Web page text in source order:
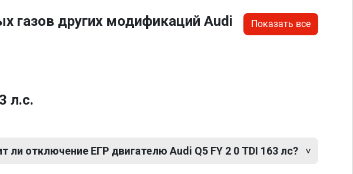
газов других модификаций Audi
Показать все
л.с.
ли отключение ЕГР двигателю Audi Q5 FY 2 0 TDI 163 лс?